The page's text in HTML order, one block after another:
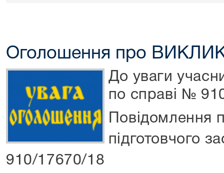
Оголошення про
До уваги
по справі №
Повідомлення
підготовчого
910/17670/18